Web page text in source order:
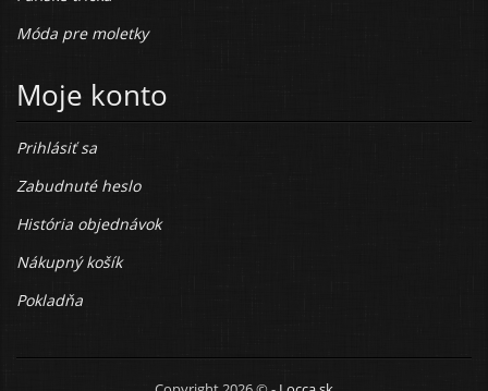
Móda pre moletky
Moje konto
Prihlásiť sa
Zabudnuté heslo
História objednávok
Nákupný košík
Pokladňa